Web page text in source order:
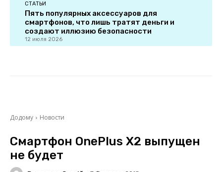
СТАТЬИ
Пять популярных аксессуаров для
смартфонов, что лишь тратят деньги и
создают иллюзию безопасности
12 июля 2026